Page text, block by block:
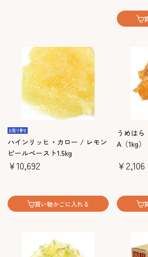
ハインリッヒ・カロー / レモン
ピールペースト1.5kg
￥10,692
買い物かごに入れる
うめは
A（1kg）
￥2,106